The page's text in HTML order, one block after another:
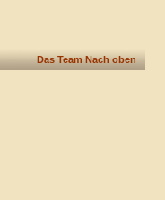
Das Team Nach oben